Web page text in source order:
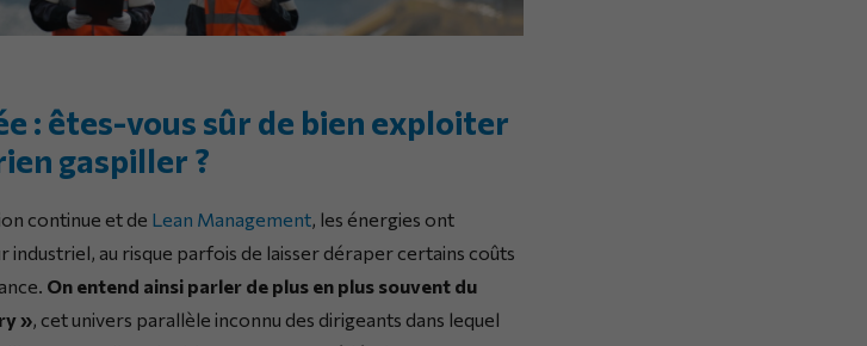
: êtes-vous sûr de bien exploiter
gaspiller ?
continue et de Lean Management, les énergies ont
industriel, au risque parfois de laisser déraper certains coûts
On entend ainsi parler de plus en plus souvent du
», cet univers parallèle inconnu des dirigeants dans lequel